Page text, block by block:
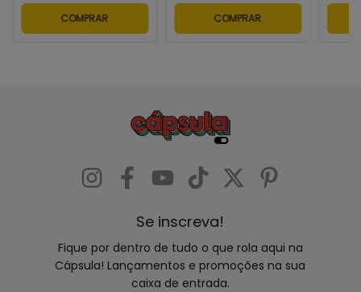
COMPRAR
COMPRAR
Se inscreva!
Fique por dentro de tudo o que rola aqui na
Cápsula! Lançamentos e promoções na sua
caixa de entrada.